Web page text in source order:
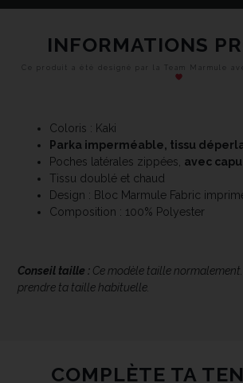
INFORMATIONS
Ce produit a été designé par la Team Marmule
Coloris : Kaki
Parka imperméable, tissu
Poches latérales zippées, avec
Tissu doublé et chaud
Design : Bloc Marmule Fabric
Composition : 100% Polyester
Conseil taille : Ce modèle taille
prendre ta taille habituelle.
COMPLÈTE TA